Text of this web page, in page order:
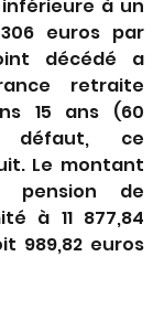
à un
euros par
décédé a
retraite
15 ans (60
défaut, ce
Le montant
pension de
à 11 877,84
989,82 euros